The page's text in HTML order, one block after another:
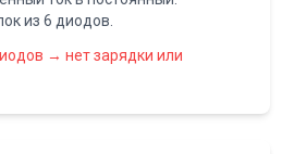
из 6 диодов.
→ нет зарядки или